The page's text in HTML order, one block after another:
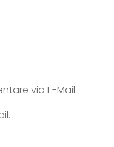
via E-Mail.